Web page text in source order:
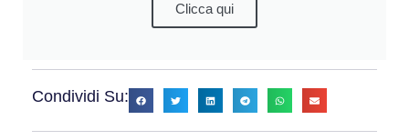
Clicca qui
Condividi Su: